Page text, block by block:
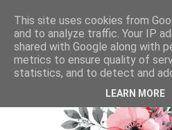
This site uses cookies from
and to analyze traffic. Your IP
shared with Google along with
metrics to ensure quality of
statistics, and to detect and
LEARN MORE